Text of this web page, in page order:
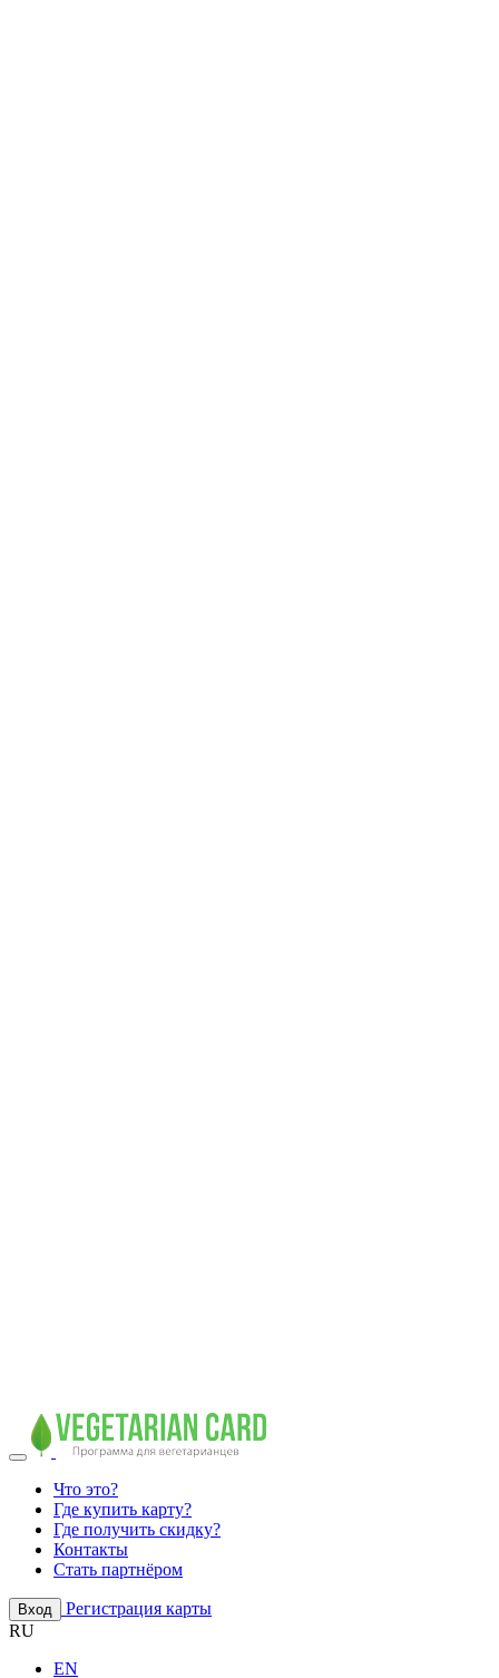
Что это?
Где купить карту?
Где получить скидку?
Контакты
Стать партнёром
Вход
Регистрация карты
RU
EN